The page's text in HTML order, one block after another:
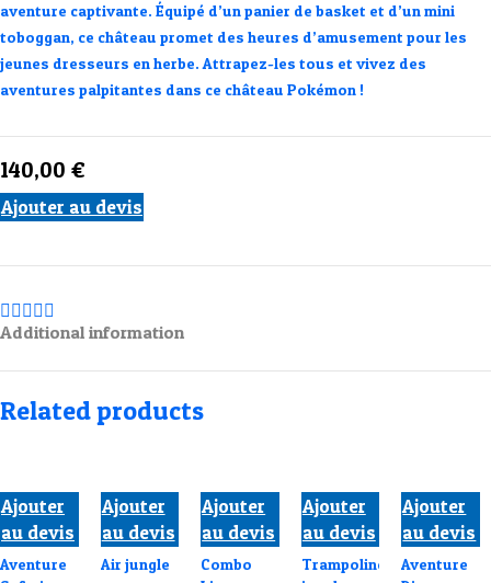
aventure captivante. Équipé d’un panier de basket et d’un mini
toboggan, ce château promet des heures d’amusement pour les
jeunes dresseurs en herbe. Attrapez-les tous et vivez des
aventures palpitantes dans ce château Pokémon !
140,00 €
Ajouter au devis
Additional information
Related products
Ajouter
au devis
Aventure
Ajouter
au devis
Air jungle
Ajouter
au devis
Combo
Ajouter
au devis
Trampoline
Ajouter
au devis
Aventure